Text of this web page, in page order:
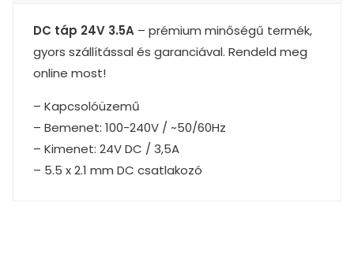
DC táp 24V 3.5A – prémium minőségű termék,
gyors szállítással és garanciával. Rendeld meg
online most!
– Kapcsolóüzemű
– Bemenet: 100-240V / ~50/60Hz
– Kimenet: 24V DC / 3,5A
– 5.5 x 2.1 mm DC csatlakozó